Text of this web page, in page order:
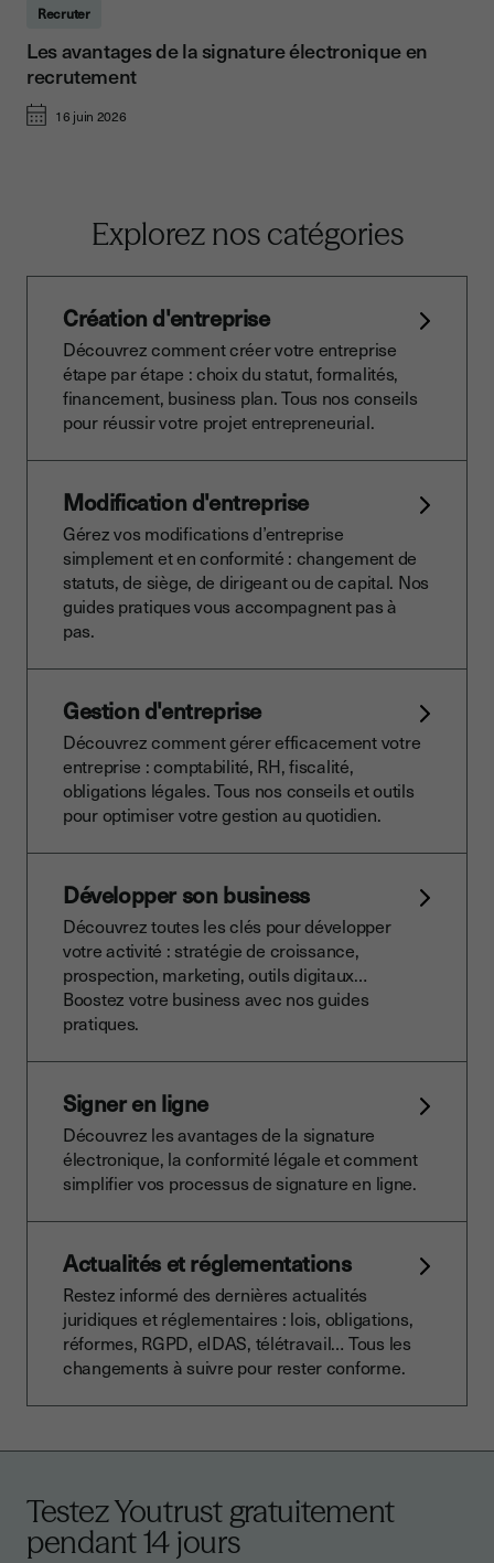
Recruter
Les avantages de la signature électronique en
recrutement
16 juin 2026
Explorez nos catégories
Création d'entreprise
Découvrez comment créer votre entreprise
étape par étape : choix du statut, formalités,
financement, business plan. Tous nos conseils
pour réussir votre projet entrepreneurial.
Modification d'entreprise
Gérez vos modifications d’entreprise
simplement et en conformité : changement de
statuts, de siège, de dirigeant ou de capital. Nos
guides pratiques vous accompagnent pas à
pas.
Gestion d'entreprise
Découvrez comment gérer efficacement votre
entreprise : comptabilité, RH, fiscalité,
obligations légales. Tous nos conseils et outils
pour optimiser votre gestion au quotidien.
Développer son business
Découvrez toutes les clés pour développer
votre activité : stratégie de croissance,
prospection, marketing, outils digitaux…
Boostez votre business avec nos guides
pratiques.
Signer en ligne
Découvrez les avantages de la signature
électronique, la conformité légale et comment
simplifier vos processus de signature en ligne.
Actualités et réglementations
Restez informé des dernières actualités
juridiques et réglementaires : lois, obligations,
réformes, RGPD, eIDAS, télétravail… Tous les
changements à suivre pour rester conforme.
Testez Youtrust gratuitement
pendant 14 jours